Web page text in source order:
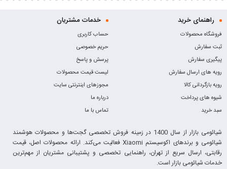
راهنمای خرید
فروشگاه محصولات
ثبت سفارش
پیگیری سفارش
رویه های ارسال سفارش
رویه بازگردانی کالا
شیوه های پرداخت
سبد خرید
خدمات مشتریان
حساب کاربری
حریم خصوصی
پرسش و پاسخ
لیست قیمت محصولات
مجوزهای اینترنتی سایت
درباره ما
تماس با ما
شیائومی بازار از سال 1400 در زمینه فروش تخصصی گجت‌ها و محصولات هوشمند
شیائومی و برندهای اکوسیستم Xiaomi فعالیت می‌کند. ارائه محصولات اصل، قیمت
رقابتی، ارسال سریع از تهران، راهنمایی تخصصی و پشتیبانی مشتریان از مهم‌ترین
خدمات شیائومی بازار است.